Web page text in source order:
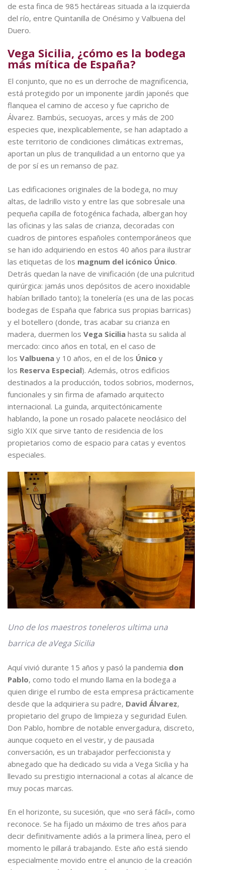
de esta finca de 985 hectáreas situada a la izquierda
del río, entre Quintanilla de Onésimo y Valbuena del
Duero.
Vega Sicilia, ¿cómo es la bodega
más mítica de España?
El conjunto, que no es un derroche de magnificencia,
está protegido por un imponente jardín japonés que
flanquea el camino de acceso y fue capricho de
Álvarez. Bambús, secuoyas, arces y más de 200
especies que, inexplicablemente, se han adaptado a
este territorio de condiciones climáticas extremas,
aportan un plus de tranquilidad a un entorno que ya
de por sí es un remanso de paz.
Las edificaciones originales de la bodega, no muy
altas, de ladrillo visto y entre las que sobresale una
pequeña capilla de fotogénica fachada, albergan hoy
las oficinas y las salas de crianza, decoradas con
cuadros de pintores españoles contemporáneos que
se han ido adquiriendo en estos 40 años para ilustrar
las etiquetas de los magnum del icónico Único.
Detrás quedan la nave de vinificación (de una pulcritud
quirúrgica: jamás unos depósitos de acero inoxidable
habían brillado tanto); la tonelería (es una de las pocas
bodegas de España que fabrica sus propias barricas)
y el botellero (donde, tras acabar su crianza en
madera, duermen los Vega Sicilia hasta su salida al
mercado: cinco años en total, en el caso de
los Valbuena y 10 años, en el de los Único y
los Reserva Especial). Además, otros edificios
destinados a la producción, todos sobrios, modernos,
funcionales y sin firma de afamado arquitecto
internacional. La guinda, arquitectónicamente
hablando, la pone un rosado palacete neoclásico del
siglo XIX que sirve tanto de residencia de los
propietarios como de espacio para catas y eventos
especiales.
Uno de los maestros toneleros ultima una
barrica de aVega Sicilia
Aquí vivió durante 15 años y pasó la pandemia don
Pablo, como todo el mundo llama en la bodega a
quien dirige el rumbo de esta empresa prácticamente
desde que la adquiriera su padre, David Álvarez,
propietario del grupo de limpieza y seguridad Eulen.
Don Pablo, hombre de notable envergadura, discreto,
aunque coqueto en el vestir, y de pausada
conversación, es un trabajador perfeccionista y
abnegado que ha dedicado su vida a Vega Sicilia y ha
llevado su prestigio internacional a cotas al alcance de
muy pocas marcas.
En el horizonte, su sucesión, que «no será fácil», como
reconoce. Se ha fijado un máximo de tres años para
decir definitivamente adiós a la primera línea, pero el
momento le pillará trabajando. Este año está siendo
especialmente movido entre el anuncio de la creación